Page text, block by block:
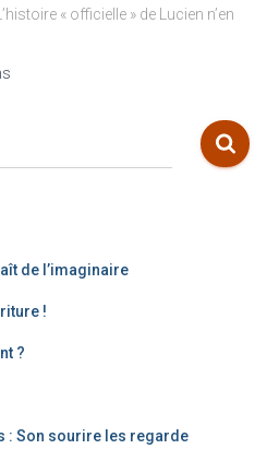
« officielle » de Lucien n’en
de l’imaginaire
!
?
: Son sourire les regarde